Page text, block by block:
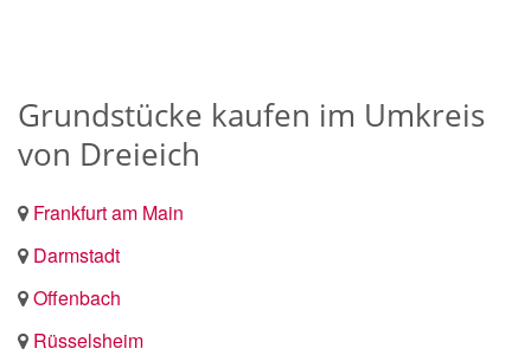
Grundstücke kaufen im Umkreis
von Dreieich
Frankfurt am Main
Darmstadt
Offenbach
Rüsselsheim